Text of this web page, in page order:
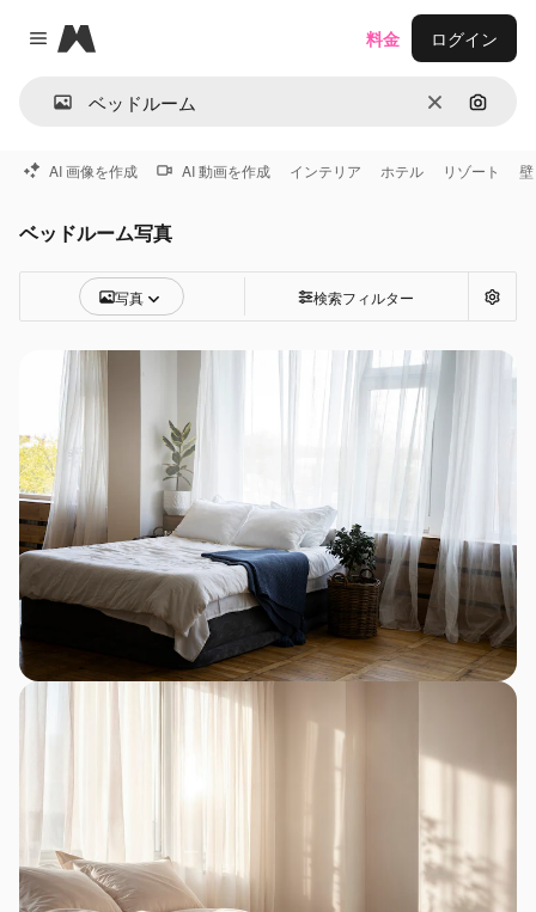
Close menu
Magnific
消去 画像で
料金 ログイン
AI 画像を作成 AI 動画を作成 インテリア ホテル リゾート 壁
ベッドルーム写真
写真 検索フィルター